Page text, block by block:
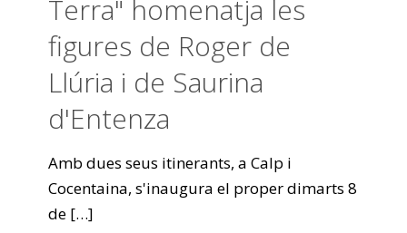
Terra" homenatja les
figures de Roger de
Llúria i de Saurina
d'Entenza
Amb dues seus itinerants, a Calp i
Cocentaina, s'inaugura el proper dimarts 8
de […]